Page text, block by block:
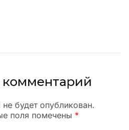
комментарий
будет опубликован.
поля помечены *